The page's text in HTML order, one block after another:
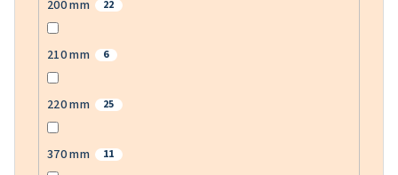
200 mm 22
210 mm 6
220 mm 25
370 mm 11